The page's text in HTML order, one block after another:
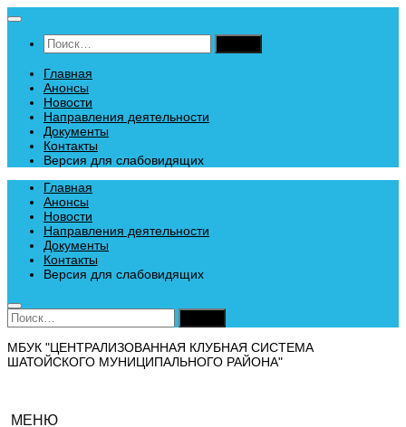
Перейти
содержимому
Найти:
Главная
Анонсы
Новости
Направления деятельности
Документы
Контакты
Версия для слабовидящих
Главная
Анонсы
Новости
Направления деятельности
Документы
Контакты
Версия для слабовидящих
Найти:
МБУК "ЦЕНТРАЛИЗОВАННАЯ КЛУБНАЯ СИСТЕМА
ШАТОЙСКОГО МУНИЦИПАЛЬНОГО РАЙОНА"
МЕНЮ